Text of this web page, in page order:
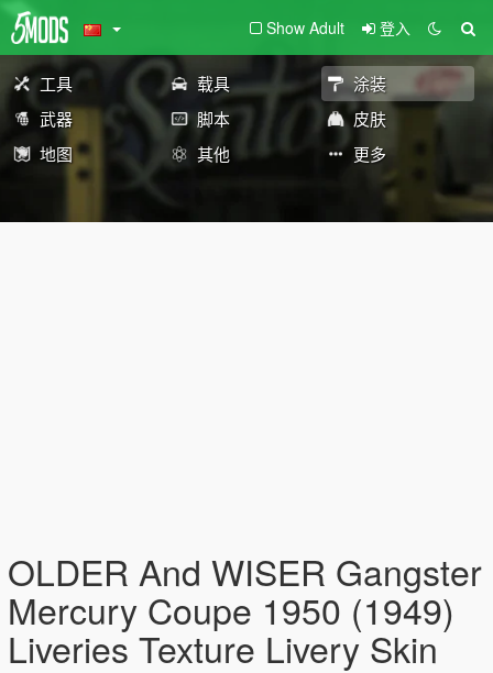
Show Adult 登入
工具 载具
涂装
武器
脚本
皮肤
地图
其他 更多
OLDER And WISER Gangster
Mercury Coupe 1950 (1949)
Liveries Texture Livery Skin